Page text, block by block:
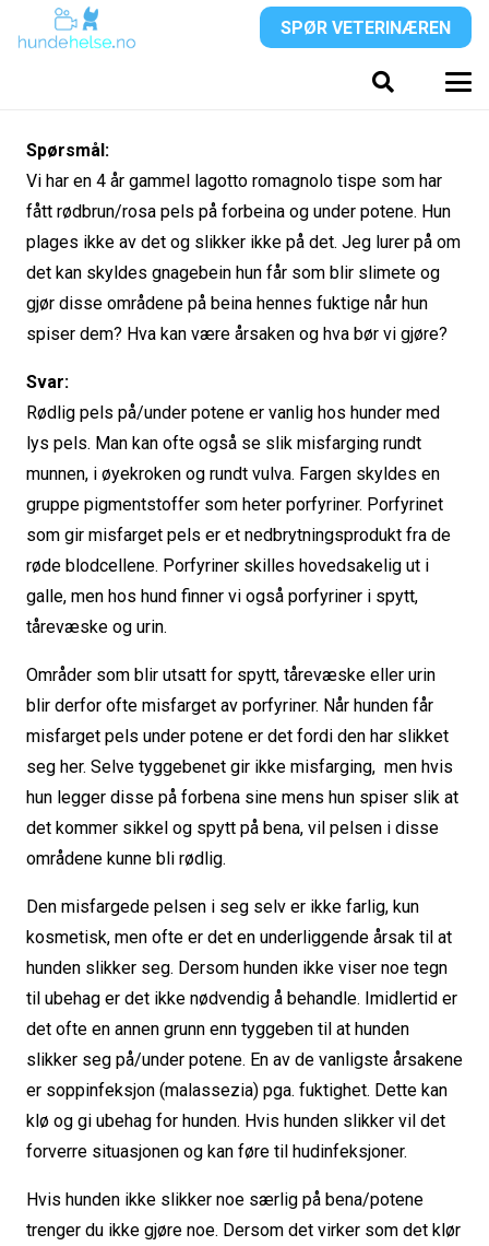
SPØR VETERINÆREN
Spørsmål:
Vi har en 4 år gammel lagotto romagnolo tispe som har
fått rødbrun/rosa pels på forbeina og under potene. Hun
plages ikke av det og slikker ikke på det. Jeg lurer på om
det kan skyldes gnagebein hun får som blir slimete og
gjør disse områdene på beina hennes fuktige når hun
spiser dem? Hva kan være årsaken og hva bør vi gjøre?
Svar:
Rødlig pels på/under potene er vanlig hos hunder med
lys pels. Man kan ofte også se slik misfarging rundt
munnen, i øyekroken og rundt vulva. Fargen skyldes en
gruppe pigmentstoffer som heter porfyriner. Porfyrinet
som gir misfarget pels er et nedbrytningsprodukt fra de
røde blodcellene. Porfyriner skilles hovedsakelig ut i
galle, men hos hund finner vi også porfyriner i spytt,
tårevæske og urin.
Områder som blir utsatt for spytt, tårevæske eller urin
blir derfor ofte misfarget av porfyriner. Når hunden får
misfarget pels under potene er det fordi den har slikket
seg her. Selve tyggebenet gir ikke misfarging, men hvis
hun legger disse på forbena sine mens hun spiser slik at
det kommer sikkel og spytt på bena, vil pelsen i disse
områdene kunne bli rødlig.
Den misfargede pelsen i seg selv er ikke farlig, kun
kosmetisk, men ofte er det en underliggende årsak til at
hunden slikker seg. Dersom hunden ikke viser noe tegn
til ubehag er det ikke nødvendig å behandle. Imidlertid er
det ofte en annen grunn enn tyggeben til at hunden
slikker seg på/under potene. En av de vanligste årsakene
er soppinfeksjon (malassezia) pga. fuktighet. Dette kan
klø og gi ubehag for hunden. Hvis hunden slikker vil det
forverre situasjonen og kan føre til hudinfeksjoner.
Hvis hunden ikke slikker noe særlig på bena/potene
trenger du ikke gjøre noe. Dersom det virker som det klør